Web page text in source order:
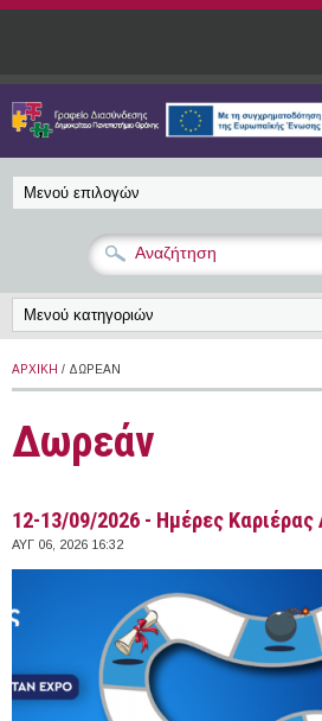
Παράκαμψη προς το κυρίως περιεχόμενο
ΑΡΧΙΚΉ / ΔΩΡΕΆΝ
Δωρεάν
12-13/09/2026 - Ημέρες
ΑΥΓ 06, 2026 16:32